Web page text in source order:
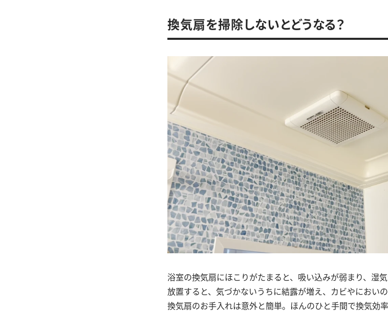
換気扇を掃除しないとどうなる？
浴室の換気扇にほこりがたまると、吸い込みが弱まり、湿
放置すると、気づかないうちに結露が増え、カビやにおい
換気扇のお手入れは意外と簡単。ほんのひと手間で換気効